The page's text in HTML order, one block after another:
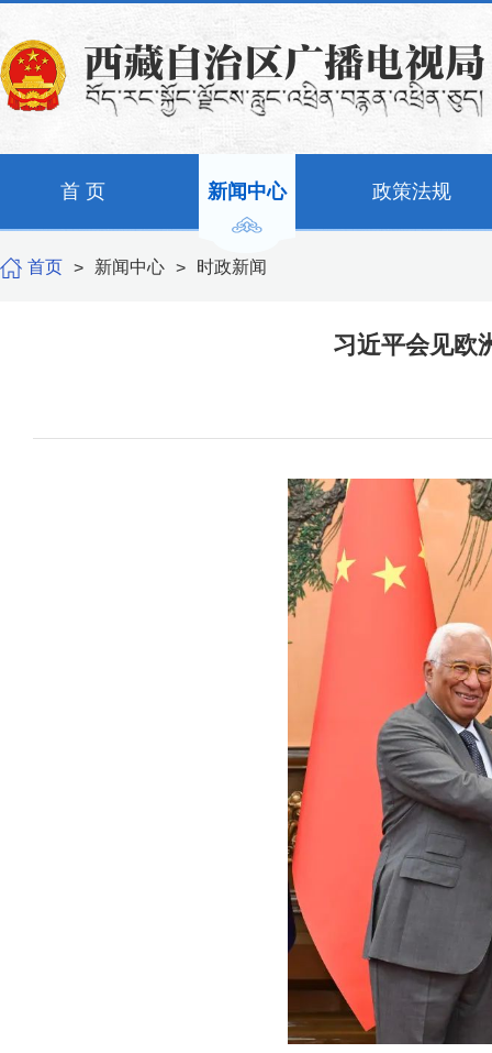
首 页 新闻中心 政策法规
首页 > 新闻中心 > 时政新闻
习近平会见欧